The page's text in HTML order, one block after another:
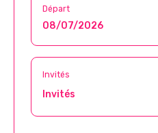
Départ
Invités
Invités